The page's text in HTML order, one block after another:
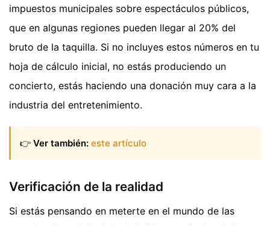
impuestos municipales sobre espectáculos públicos,
que en algunas regiones pueden llegar al 20% del
bruto de la taquilla. Si no incluyes estos números en tu
hoja de cálculo inicial, no estás produciendo un
concierto, estás haciendo una donación muy cara a la
industria del entretenimiento.
👉 Ver también: este artículo
Verificación de la realidad
Si estás pensando en meterte en el mundo de las